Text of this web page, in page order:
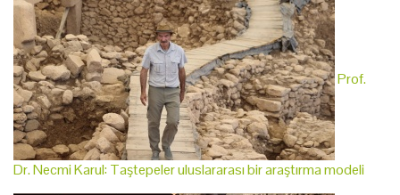
Prof.
Dr. Necmi Karul: Taştepeler uluslararası bir araştırma modeli